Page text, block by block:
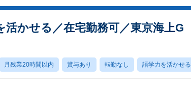
かせる／在宅勤務可／東京海上G
月残業20時間以内 賞与あり 転勤なし 語学力を活かせる